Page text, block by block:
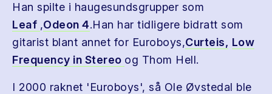
Han spilte i haugesundsgrupper som
Leaf ,Odeon 4.Han har tidligere bidratt som
gitarist blant annet for Euroboys,Curteis, Low
Frequency in Stereo og Thom Hell.
I 2000 raknet 'Euroboys', så Ole Øvstedal ble